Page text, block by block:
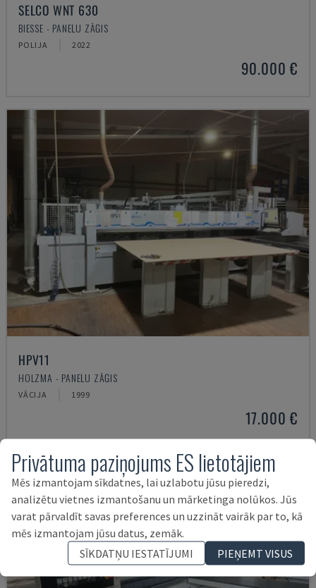
SELCO WNT 630
BIESSE - PANEĻU ZĀĢIS
POLIJA 2022
90.000 €
HPV11
HOLZMA - PANEĻU ZĀĢIS
VĀCIJA 1999
17.000 €
Privātuma paziņojums ES lietotājiem
Mēs izmantojam sīkdatnes, lai uzlabotu jūsu pieredzi,
analizētu vietnes izmantošanu un mārketinga nolūkos. Jūs
varat pārvaldīt savas preferences un uzzināt vairāk par to, kā
mēs izmantojam jūsu datus, zemāk.
SĪKDATŅU IESTATĪJUMI
PIEŅEMT VISUS